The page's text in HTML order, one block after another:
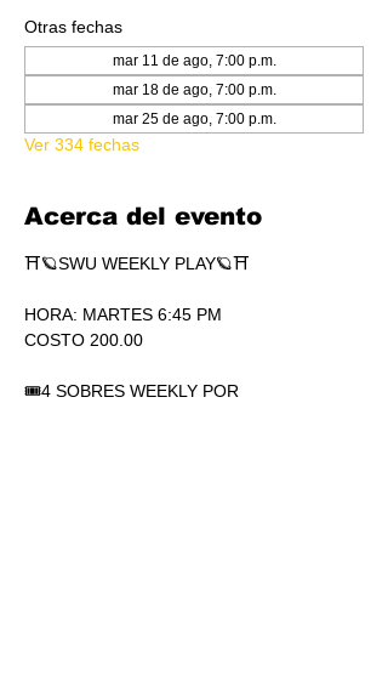
Otras fechas
mar 11 de ago, 7:00 p.m.
mar 18 de ago, 7:00 p.m.
mar 25 de ago, 7:00 p.m.
Ver 334 fechas
Acerca del evento
⛩🪐SWU WEEKLY PLAY🪐⛩
HORA: MARTES 6:45 PM
COSTO 200.00
🎟4 SOBRES WEEKLY POR